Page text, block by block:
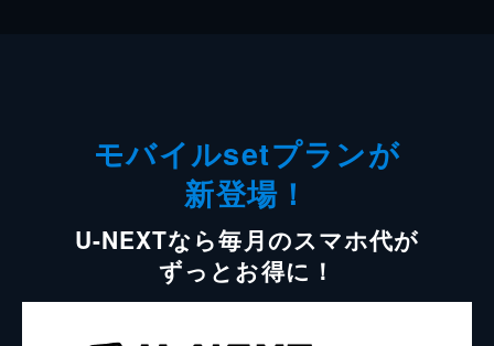
モバイルsetプランが
新登場！
U-NEXTなら毎月のスマホ代が
ずっとお得に！